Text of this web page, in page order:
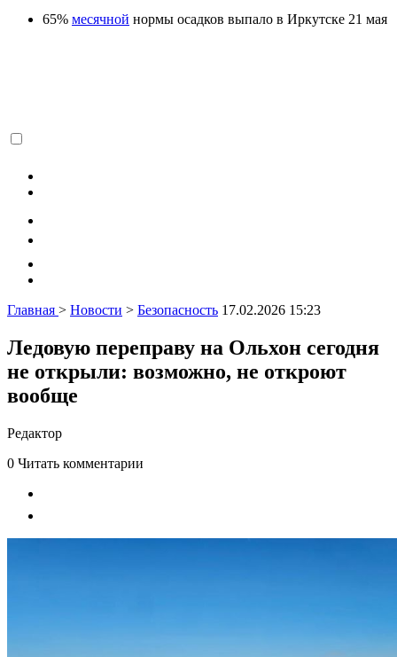
65% месячной нормы осадков выпало в Иркутске 21 мая
Главная > Новости > Безопасность 17.02.2026 15:23
Ледовую переправу на Ольхон сегодня
не открыли: возможно, не откроют
вообще
Редактор
0 Читать комментарии